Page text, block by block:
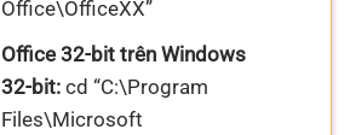
Office\OfficeXX”
Office 32-bit trên Windows
32-bit:cd “C:\Program
Files\Microsoft